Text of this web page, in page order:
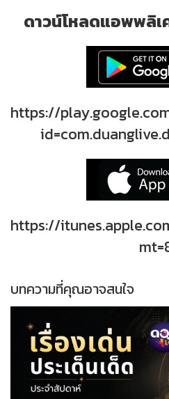
ดาวน์โหลดแอพพลิ
https://
https://
บทความที่คุณอาจสนใจ